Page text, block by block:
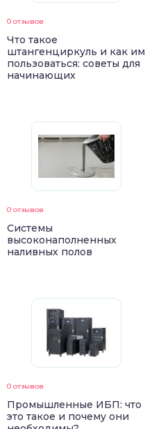
0 отзывов
Что такое
штангенциркуль и как им
пользоваться: советы для
начинающих
0 отзывов
Системы
высоконаполненных
наливных полов
0 отзывов
Промышленные ИБП: что
это такое и почему они